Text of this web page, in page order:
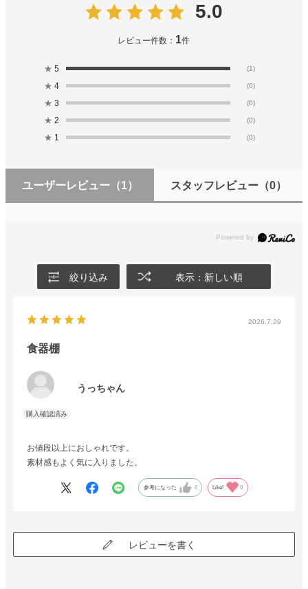
5.0
レビュー件数： 1件
★ 5 (1)
★ 4 (0)
★ 3 (0)
★ 2 (0)
★ 1 (0)
ユーザーレビュー （1） スタッフレビュー（0）
絞り込み 表示：新しい順
2026.7.29
食器棚
うっちゃん
お値段以上におしゃれです。
素材感もよく気に入りました。
参考になった 0 Like! 0
レビューを書く